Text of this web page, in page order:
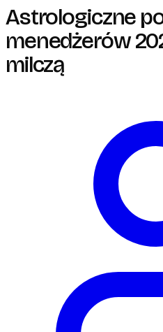
Astrologiczne
menedżerów
milczą